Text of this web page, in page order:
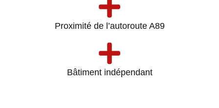
Proximité de l’autoroute A89
Bâtiment indépendant